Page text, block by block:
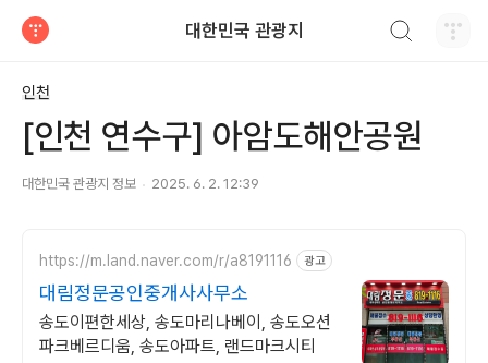
대한민국 관광지
인천
[인천 연수구] 아암도해안공원
대한민국 관광지 정보 2025. 6. 2. 12:39
https://m.land.naver.com/r/a8191116 광고
대림정문공인중개사사무소
송도이편한세상, 송도마리나베이, 송도오션
파크베르디움, 송도아파트, 랜드마크시티